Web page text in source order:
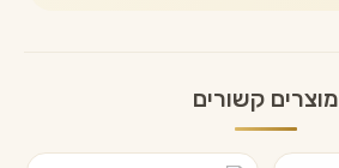
מוצרים קשורים